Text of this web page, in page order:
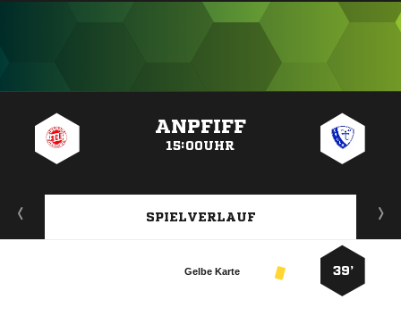
ANPFIFF
15:00UHR
SPIELVERLAUF
39’
Gelbe Karte